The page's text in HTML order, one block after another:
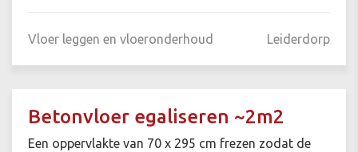
Vloer leggen en vloeronderhoud Leiderdorp
Betonvloer egaliseren ~2m2
Een oppervlakte van 70 x 295 cm frezen zodat de